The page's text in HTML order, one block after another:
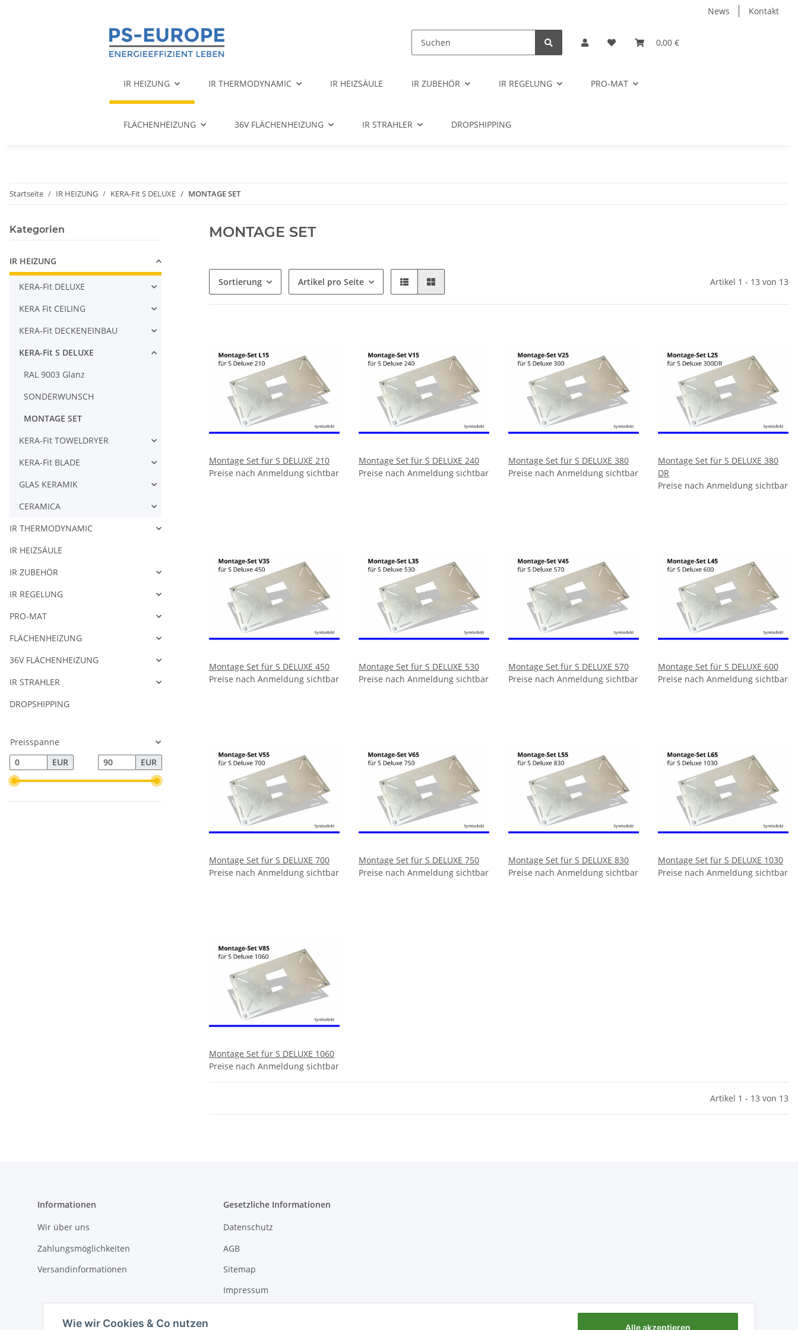
News Kontakt
0,00 €
IR HEIZUNG IR THERMODYNAMIC IR HEIZSÄULE IR ZUBEHÖR IR REGELUNG PRO-MAT
FLÄCHENHEIZUNG 36V FLÄCHENHEIZUNG IR STRAHLER DROPSHIPPING
Startseite IR HEIZUNG KERA-Fit S DELUXE MONTAGE SET
MONTAGE SET
Sortierung Artikel pro Seite Artikel 1 - 13 von 13
Montage Set für S DELUXE 210
Preise nach Anmeldung sichtbar
Montage Set für S DELUXE 240
Preise nach Anmeldung sichtbar
Montage Set für S DELUXE 380
Preise nach Anmeldung sichtbar
Montage Set für S DELUXE 380
DR
Preise nach Anmeldung sichtbar
Montage Set für S DELUXE 450
Preise nach Anmeldung sichtbar
Montage Set für S DELUXE 530
Preise nach Anmeldung sichtbar
Montage Set für S DELUXE 570
Preise nach Anmeldung sichtbar
Montage Set für S DELUXE 600
Preise nach Anmeldung sichtbar
Montage Set für S DELUXE 700
Preise nach Anmeldung sichtbar
Montage Set für S DELUXE 750
Preise nach Anmeldung sichtbar
Montage Set für S DELUXE 830
Preise nach Anmeldung sichtbar
Montage Set für S DELUXE 1030
Preise nach Anmeldung sichtbar
Montage Set für S DELUXE 1060
Preise nach Anmeldung sichtbar
Artikel 1 - 13 von 13
Kategorien
IR HEIZUNG
KERA-Fit DELUXE
KERA Fit CEILING
KERA-Fit DECKENEINBAU
KERA-Fit S DELUXE
RAL 9003 Glanz
SONDERWUNSCH
MONTAGE SET
KERA-Fit TOWELDRYER
KERA-Fit BLADE
GLAS KERAMIK
CERAMICA
IR THERMODYNAMIC
IR HEIZSÄULE
IR ZUBEHÖR
IR REGELUNG
PRO-MAT
FLÄCHENHEIZUNG
36V FLÄCHENHEIZUNG
IR STRAHLER
DROPSHIPPING
Preisspanne
EUR
EUR
Informationen
Wir über uns
Zahlungsmöglichkeiten
Versandinformationen
Gesetzliche Informationen
Datenschutz
AGB
Sitemap
Impressum
Wie wir Cookies & Co nutzen Alle akzeptieren